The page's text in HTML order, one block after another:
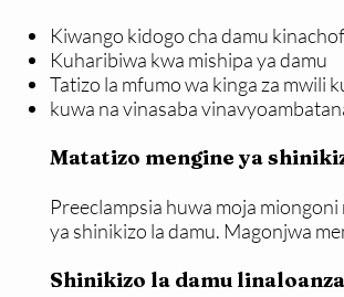
Kiwango kidogo cha damu
Kuharibiwa kwa mishipa ya damu
Tatizo la mfumo wa kinga za mwili
kuwa na vinasaba
Matatizo mengine ya
Preeclampsia huwa moja
ya shinikizo la damu. Magonjwa
Shinikizo la damu